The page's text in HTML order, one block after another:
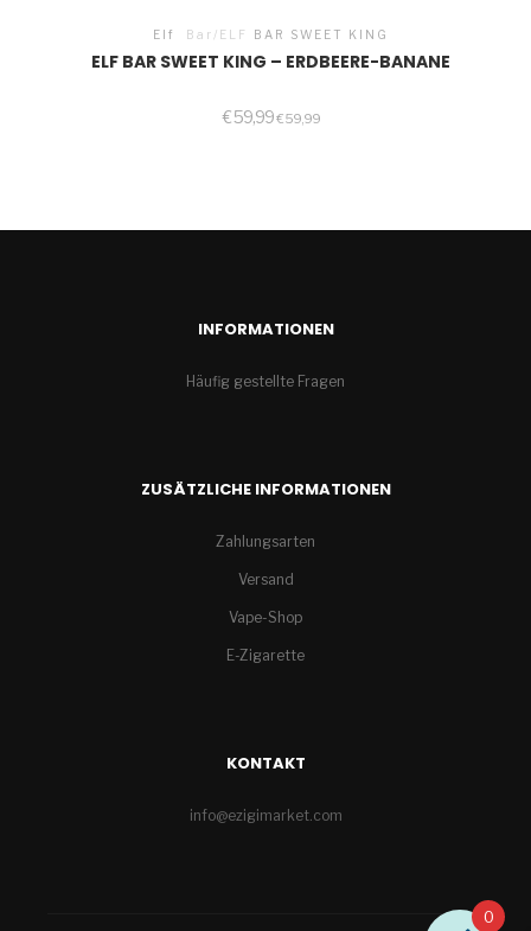
Elf Bar/ELF BAR SWEET KING
ELF BAR SWEET KING – ERDBEERE-BANANE
€59,99€59,99
INFORMATIONEN
Häufig gestellte Fragen
ZUSÄTZLICHE INFORMATIONEN
Zahlungsarten
Versand
Vape-Shop
E-Zigarette
KONTAKT
info@ezigimarket.com
0